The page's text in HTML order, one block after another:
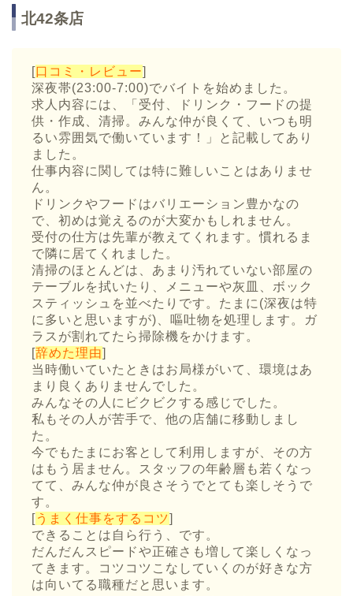
北42条店
[口コミ・レビュー]
深夜帯(23:00-7:00)でバイトを始めました。
求人内容には、「受付、ドリンク・フードの提
供・作成、清掃。みんな仲が良くて、いつも明
るい雰囲気で働いています！」と記載してあり
ました。
仕事内容に関しては特に難しいことはありませ
ん。
ドリンクやフードはバリエーション豊かなの
で、初めは覚えるのが大変かもしれません。
受付の仕方は先輩が教えてくれます。慣れるま
で隣に居てくれました。
清掃のほとんどは、あまり汚れていない部屋の
テーブルを拭いたり、メニューや灰皿、ボック
スティッシュを並べたりです。たまに(深夜は特
に多いと思いますが)、嘔吐物を処理します。ガ
ラスが割れてたら掃除機をかけます。
[辞めた理由]
当時働いていたときはお局様がいて、環境はあ
まり良くありませんでした。
みんなその人にビクビクする感じでした。
私もその人が苦手で、他の店舗に移動しまし
た。
今でもたまにお客として利用しますが、その方
はもう居ません。スタッフの年齢層も若くなっ
てて、みんな仲が良さそうでとても楽しそうで
す。
[うまく仕事をするコツ]
できることは自ら行う、です。
だんだんスピードや正確さも増して楽しくなっ
てきます。コツコツこなしていくのが好きな方
は向いてる職種だと思います。